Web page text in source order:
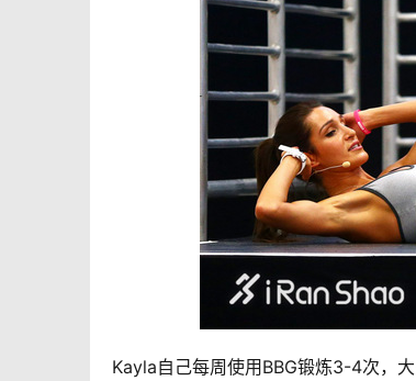
Kayla自己每周使用BBG锻炼3-4次，